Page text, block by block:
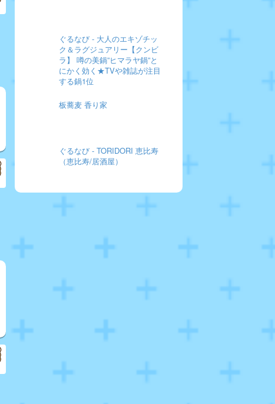
ぐるなび - 大人のエキゾチッ
ク＆ラグジュアリー【クンビ
ラ】 噂の美鍋”ヒマラヤ鍋”と
にかく効く★TVや雑誌が注目
する鍋1位
板蕎麦 香り家
ぐるなび - TORIDORI 恵比寿
（恵比寿/居酒屋）